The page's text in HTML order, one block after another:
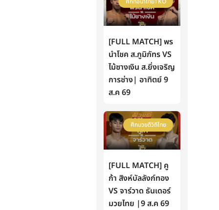
[FULL MATCH] พร
นำโชค ส.ภูมิภัทร VS
ไม้ซางเงิน ส.ยิ่งเจริญ
การช่าง| อาทิตย์ 9
ส.ค 69
ศึกมวยดีวิถีไทย
[FULL MATCH] คู
ก้า สิงห์บัลลังก์ทอง
VS จาร์วาด ธันเดอร์
มวยไทย |9 ส.ค 69